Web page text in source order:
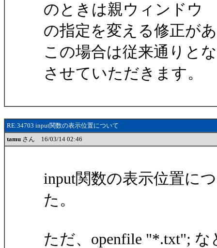
のときは親ウィンドウ
の指定を変える修正が
この場合は従来通りと
させていただきます。
RE:34703 input関数の表示位置について
tamu さん 16/03/14 02:46
input関数の表示位置に
た。
ただ、openfile "*.txt";